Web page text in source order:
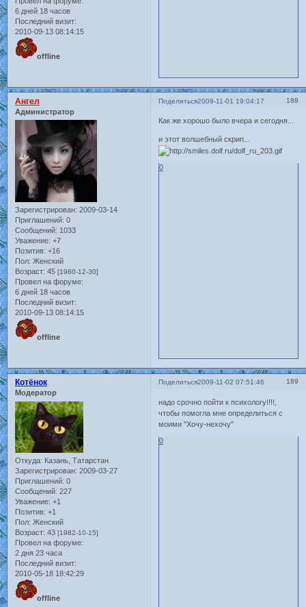
6 дней 18 часов
Последний визит:
2010-09-13 08:14:15
offline
Поделиться 188
2009-11-01 19:04:17
Ангел
Администратор
Зарегистрирован: 2009-03-14
Приглашений: 0
Сообщений: 1033
Уважение: +7
Позитив: +16
Пол: Женский
Возраст: 45 [1980-12-30]
Провел на форуме:
6 дней 18 часов
Последний визит:
2010-09-13 08:14:15
offline
Как же хорошо было вчера и сегодня...
и этот волшебный скрип...
0
Поделиться 189
2009-11-02 07:51:46
Котёнок
Модератор
Откуда: Казань, Татарстан
Зарегистрирован: 2009-03-27
Приглашений: 0
Сообщений: 227
Уважение: +1
Позитив: +1
Пол: Женский
Возраст: 43 [1982-10-15]
Провел на форуме:
2 дня 23 часа
Последний визит:
2010-05-18 18:42:29
offline
надо срочно пойти к психологу!!!!,
чтобы помогла мне определиться с
моими "Хочу-нехочу"
0